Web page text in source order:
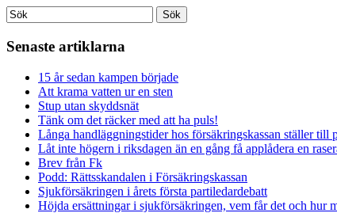
Senaste artiklarna
15 år sedan kampen började
Att krama vatten ur en sten
Stup utan skyddsnät
Tänk om det räcker med att ha puls!
Långa handläggningstider hos försäkringskassan ställer till
Låt inte högern i riksdagen än en gång få applådera en
Brev från Fk
Podd: Rättsskandalen i Försäkringskassan
Sjukförsäkringen i årets första partiledardebatt
Höjda ersättningar i sjukförsäkringen, vem får det och hur